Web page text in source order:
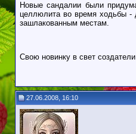
Новые сандалии были
целлюлита во время ходьбы -
зашлакованным местам.
Свою новинку в свет
27.06.2008, 16:10